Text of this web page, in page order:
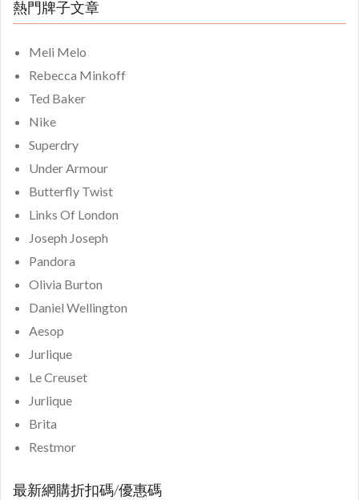
熱門牌子文章
Meli Melo
Rebecca Minkoff
Ted Baker
Nike
Superdry
Under Armour
Butterfly Twist
Links Of London
Joseph Joseph
Pandora
Olivia Burton
Daniel Wellington
Aesop
Jurlique
Le Creuset
Jurlique
Brita
Restmor
最新網購折扣碼/優惠碼